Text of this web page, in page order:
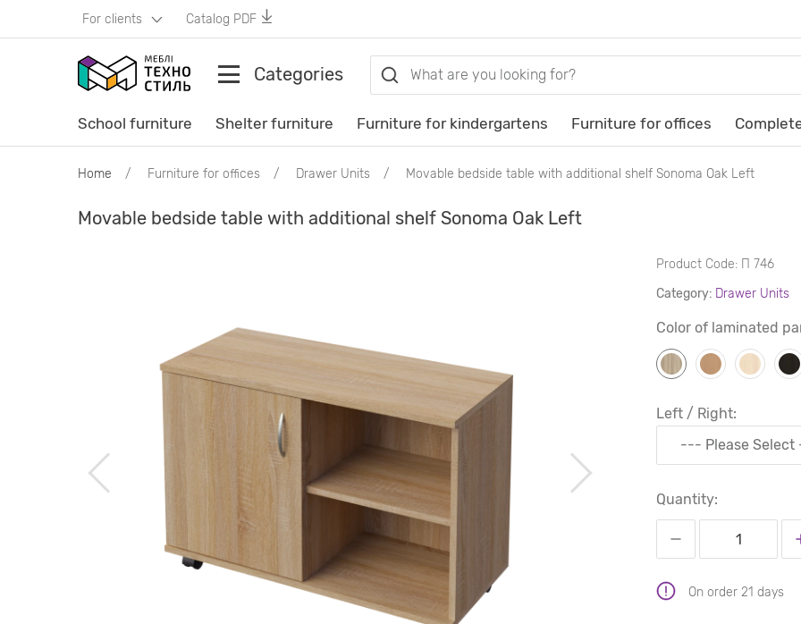
For clients Catalog PDF
Categories
School furniture Shelter furniture Furniture for kindergartens Furniture for offices
Home Furniture for offices Drawer Units Movable bedside table with additional shelf Sonoma Oak Left
Movable bedside table with additional shelf Sonoma Oak Left
Product Code: П 746
Category: Drawer Units
Color of laminated
Left / Right:
--- Please
Quantity:
On order 21 days